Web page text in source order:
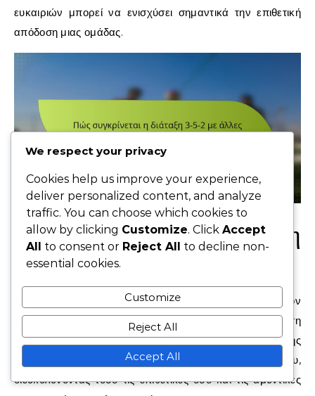
ευκαιριών μπορεί να ενισχύσει σημαντικά την επιθετική
απόδοση μιας ομάδας.
Πώς συγκρίνεται η διάταξη
3-5-2 με άλλες διατάξεις;
Η διάταξη 3-5-2 προσφέρει μοναδικά πλεονεκτήματα στον
έλεγχο του κέντρου και τη συμπαγή διάταξη σε σύγκριση
με άλλες ρυθμίσεις όπως η 4-4-2 και η 4-3-3. Η δομή της
επιτρέπει μια ισχυρή παρουσία στο κέντρο του γηπέδου,
διευκολύνοντας τόσο τις επιθετικές όσο και τις αμυντικές
We respect your privacy
Cookies help us improve your experience,
deliver personalized content, and analyze
traffic. You can choose which cookies to
allow by clicking Customize. Click Accept
All to consent or Reject All to decline non-
essential cookies.
Customize
Reject All
Accept All